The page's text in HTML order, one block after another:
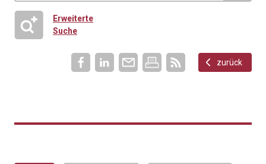
Erweiterte
Suche
zurück